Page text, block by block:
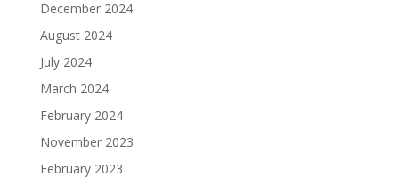
December 2024
August 2024
July 2024
March 2024
February 2024
November 2023
February 2023